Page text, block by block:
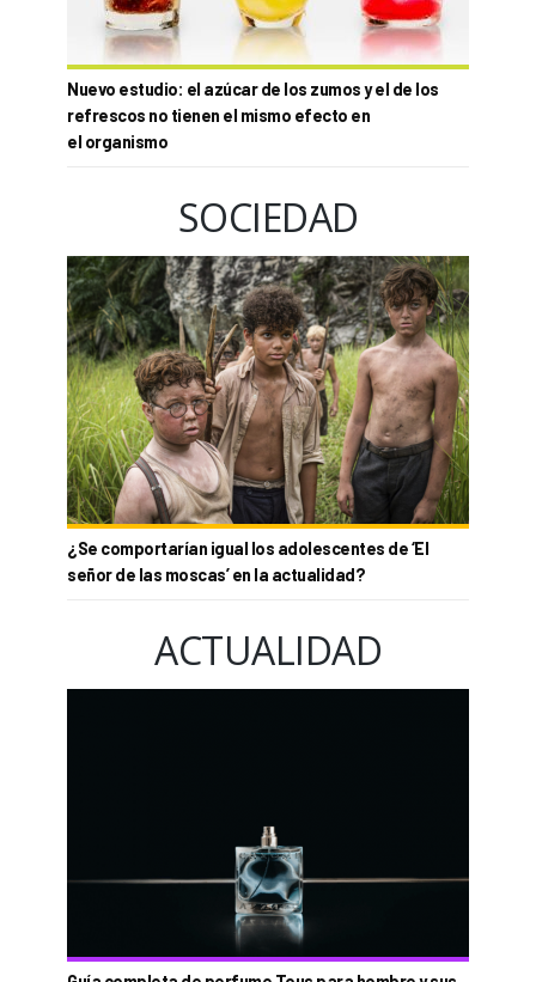
Nuevo estudio: el azúcar de los zumos y el de los
refrescos no tienen el mismo efecto en
el organismo
SOCIEDAD
¿Se comportarían igual los adolescentes de ‘El
señor de las moscas’ en la actualidad?
ACTUALIDAD